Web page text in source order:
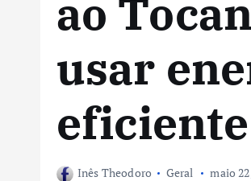
ao
usar
eficiente
Inês Theodoro Geral maio